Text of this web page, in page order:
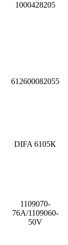
1000428205
612600082055
DIFA 6105К
1109070-
76А/1109060-
50V